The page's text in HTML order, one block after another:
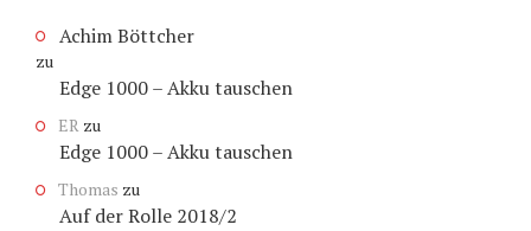
Achim Böttcher
zu
Edge 1000 – Akku tauschen
ER zu
Edge 1000 – Akku tauschen
Thomas zu
Auf der Rolle 2018/2